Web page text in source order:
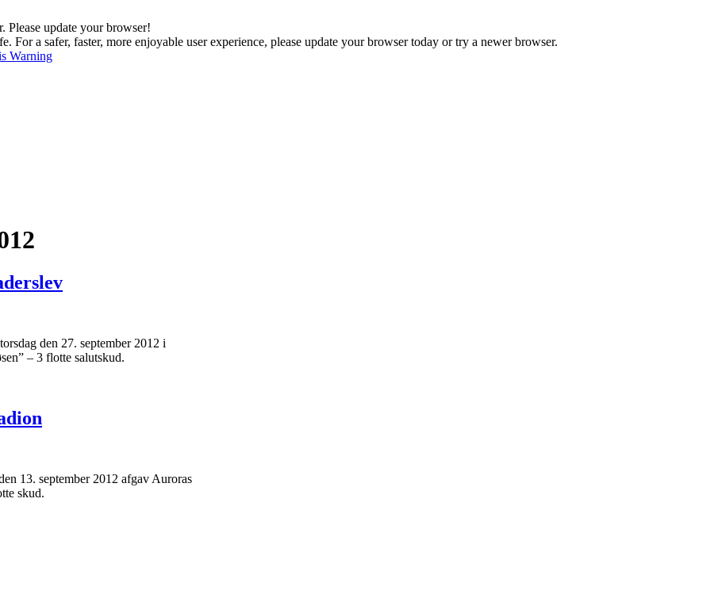
. Please update your browser!
For a safer, faster, more enjoyable user experience, please update your browser today or try a newer browser.
Warning
den 27. september 2012 i
løsen” – 3 flotte salutskud.
13. september 2012 afgav Auroras
skud.